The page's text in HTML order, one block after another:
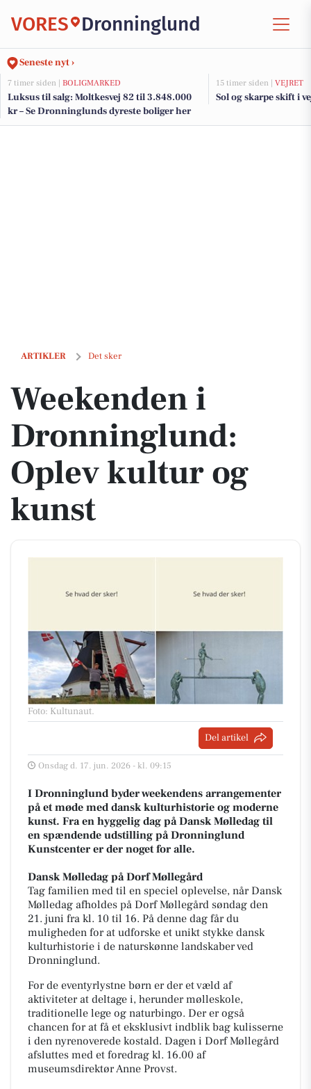
VORES Dronninglund
Seneste nyt ›
7 timer siden | BOLIGMARKED
Luksus til salg: Moltkesvej 82 til 3.848.000
kr – Se Dronninglunds dyreste boliger her
15 timer siden | VEJRET
Sol og skarpe skift i
ARTIKLER Det sker
Weekenden i Dronninglund: Oplev kultur og kunst
Weekenden i
Dronninglund:
Oplev kultur og
kunst
Foto: Kultunaut.
Del artikel
Onsdag d. 17. jun. 2026 - kl. 09:15
I Dronninglund byder weekendens arrangementer
på et møde med dansk kulturhistorie og moderne
kunst. Fra en hyggelig dag på Dansk Mølledag til
en spændende udstilling på Dronninglund
Kunstcenter er der noget for alle.
Dansk Mølledag på Dorf Møllegård
Tag familien med til en speciel oplevelse, når Dansk
Mølledag afholdes på Dorf Møllegård søndag den
21. juni fra kl. 10 til 16. På denne dag får du
muligheden for at udforske et unikt stykke dansk
kulturhistorie i de naturskønne landskaber ved
Dronninglund.
For de eventyrlystne børn er der et væld af
aktiviteter at deltage i, herunder mølleskole,
traditionelle lege og naturbingo. Der er også
chancen for at få et eksklusivt indblik bag kulisserne
i den nyrenoverede kostald. Dagen i Dorf Møllegård
afsluttes med et foredrag kl. 16.00 af
museumsdirektør Anne Provst.